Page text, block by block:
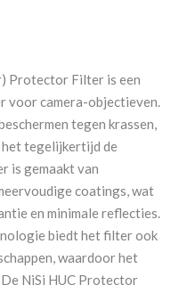
Protector Filter is een
voor camera-objectieven.
tegen krassen,
tegelijkertijd de
is gemaakt van
coatings, wat
en minimale reflecties.
biedt het filter ook
waardoor het
NiSi HUC Protector